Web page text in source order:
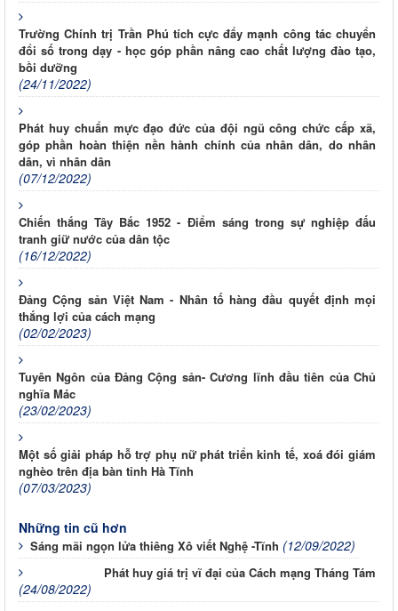
Trường Chính trị Trần Phú tích cực đẩy mạnh công tác chuyển
đổi số trong dạy - học góp phần nâng cao chất lượng đào tạo,
bồi dưỡng
(24/11/2022)
Phát huy chuẩn mực đạo đức của đội ngũ công chức cấp xã,
góp phần hoàn thiện nền hành chính của nhân dân, do nhân
dân, vì nhân dân
(07/12/2022)
Chiến thắng Tây Bắc 1952 - Điểm sáng trong sự nghiệp đấu
tranh giữ nước của dân tộc
(16/12/2022)
Đảng Cộng sản Việt Nam - Nhân tố hàng đầu quyết định mọi
thắng lợi của cách mạng
(02/02/2023)
Tuyên Ngôn của Đảng Cộng sản- Cương lĩnh đầu tiên của Chủ
nghĩa Mác
(23/02/2023)
Một số giải pháp hỗ trợ phụ nữ phát triển kinh tế, xoá đói giám
nghèo trên địa bàn tỉnh Hà Tĩnh
(07/03/2023)
Những tin cũ hơn
Sáng mãi ngọn lửa thiêng Xô viết Nghệ -Tĩnh (12/09/2022)
Phát huy giá trị vĩ đại của Cách mạng Tháng Tám
(24/08/2022)